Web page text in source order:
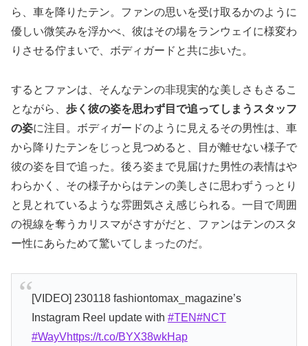
ら、車を降りたテン。ファンの思いを受け取るかのように
優しい微笑みを浮かべ、彼はその場をランウェイに様変わ
りさせる佇まいで、ボディガードと共に歩いた。
するとファンは、そんなテンの非現実的な美しさもさるこ
とながら、 歩く彼の姿を思わず目で追ってしまうスタッフ
の姿に注目。ボディガードのように見えるその男性は、車
から降りたテンをじっと見つめると、目が離せない様子で
彼の姿を目で追った。後ろ姿まで見届けた男性の表情はや
わらかく、その様子からはテンの美しさに思わずうっとり
と見とれているような雰囲気さえ感じられる。一目で周囲
の視線を奪うカリスマがさすがだと、ファンはテンのスタ
ー性にあらためて驚いてしまったのだ。
[VIDEO] 230118 fashiontomax_magazine’s
Instagram Reel update with #TEN#NCT
#WayVhttps://t.co/BYX38wkHap